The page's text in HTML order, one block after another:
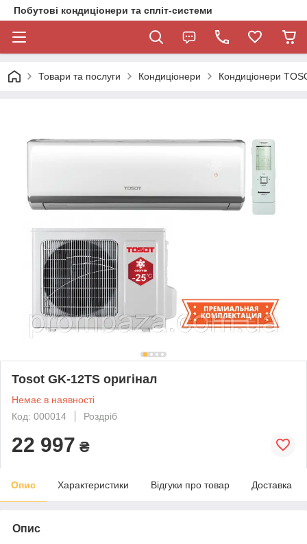
Побутові кондиціонери та спліт-системи
Товари та послуги Кондиціонери Кондиціонери
Tosot GK-12TS оригінал
Немає в наявності
Код: 000014
Роздріб
22 997 ₴
Опис Характеристики Відгуки про товар Доставка
Опис